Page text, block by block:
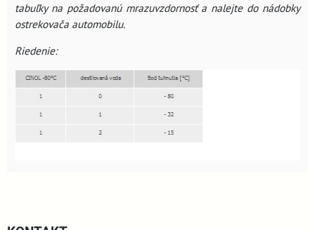
tabuľky na požadovanú mrazuvzdornosť a nalejte do nádobky
ostrekovača automobilu.
Riedenie: